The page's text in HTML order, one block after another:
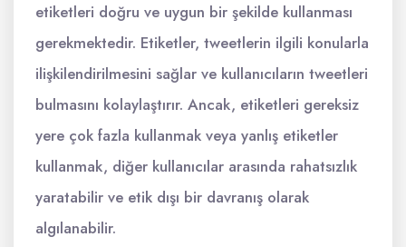
etiketleri doğru ve uygun bir şekilde kullanması
gerekmektedir. Etiketler, tweetlerin ilgili konularla
ilişkilendirilmesini sağlar ve kullanıcıların tweetleri
bulmasını kolaylaştırır. Ancak, etiketleri gereksiz
yere çok fazla kullanmak veya yanlış etiketler
kullanmak, diğer kullanıcılar arasında rahatsızlık
yaratabilir ve etik dışı bir davranış olarak
algılanabilir.